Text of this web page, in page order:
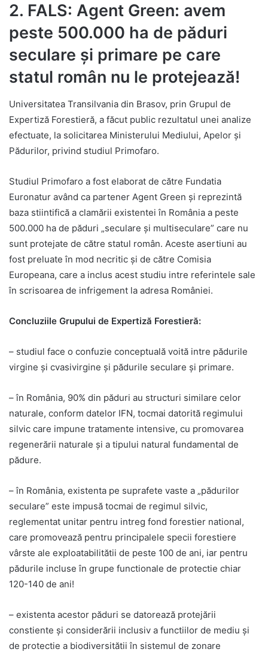
2. FALS: Agent Green: avem
peste 500.000 ha de păduri
seculare și primare pe care
statul român nu le protejează!
Universitatea Transilvania din Brasov, prin Grupul de
Expertiză Forestieră, a făcut public rezultatul unei analize
efectuate, la solicitarea Ministerului Mediului, Apelor și
Pădurilor, privind studiul Primofaro.
Studiul Primofaro a fost elaborat de către Fundatia
Euronatur având ca partener Agent Green și reprezintă
baza stiintifică a clamării existentei în România a peste
500.000 ha de păduri „seculare și multiseculare” care nu
sunt protejate de către statul român. Aceste asertiuni au
fost preluate în mod necritic și de către Comisia
Europeana, care a inclus acest studiu intre referintele sale
în scrisoarea de infrigement la adresa României.
Concluziile Grupului de Expertiză Forestieră:
– studiul face o confuzie conceptuală voită intre pădurile
virgine și cvasivirgine și pădurile seculare și primare.
– în România, 90% din păduri au structuri similare celor
naturale, conform datelor IFN, tocmai datorită regimului
silvic care impune tratamente intensive, cu promovarea
regenerării naturale și a tipului natural fundamental de
pădure.
– în România, existenta pe suprafete vaste a „pădurilor
seculare” este impusă tocmai de regimul silvic,
reglementat unitar pentru intreg fond forestier national,
care promovează pentru principalele specii forestiere
vârste ale exploatabilitătii de peste 100 de ani, iar pentru
pădurile incluse în grupe functionale de protectie chiar
120-140 de ani!
– existenta acestor păduri se datorează protejării
constiente și considerării inclusiv a functiilor de mediu și
de protectie a biodiversitătii în sistemul de zonare